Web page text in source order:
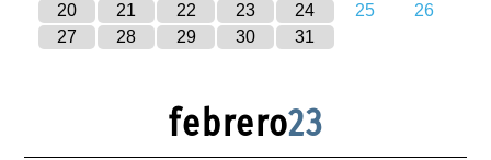
20
21 22 23 24 25
26
27
28 29 30 31
febrero23